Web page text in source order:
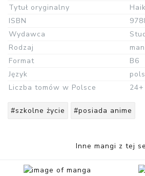
Tytuł oryginalny
ISBN
Wydawca
Rodzaj
Format
B6
Język
Liczba tomów w Polsce
24+
#szkolne życie #posiada anime
Inne mangi z tej